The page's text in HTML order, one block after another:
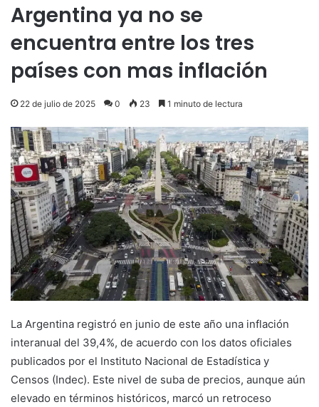
Argentina ya no se
encuentra entre los tres
países con mas inflación
22 de julio de 2025 0 23 1 minuto de lectura
La Argentina registró en junio de este año una inflación
interanual del 39,4%, de acuerdo con los datos oficiales
publicados por el Instituto Nacional de Estadística y
Censos (Indec). Este nivel de suba de precios, aunque aún
elevado en términos históricos, marcó un retroceso